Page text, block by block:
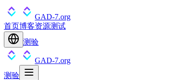
GAD-7.org
首页博客资源测试
测验
GAD-7.org
测验